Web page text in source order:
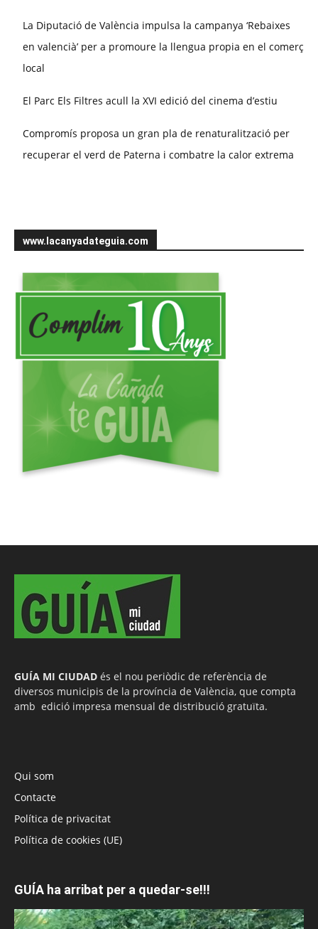
La Diputació de València impulsa la campanya ‘Rebaixes
en valencià’ per a promoure la llengua propia en el comerç
local
El Parc Els Filtres acull la XVI edició del cinema d’estiu
Compromís proposa un gran pla de renaturalització per
recuperar el verd de Paterna i combatre la calor extrema
www.lacanyadateguia.com
GUÍA MI CIUDAD és el nou periòdic de referència de
diversos municipis de la província de València, que compta
amb edició impresa mensual de distribució gratuïta.
Qui som
Contacte
Política de privacitat
Política de cookies (UE)
GUÍA ha arribat per a quedar-se!!!
Reproductor